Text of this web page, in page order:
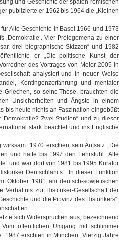
und Geschichte der späten römischen
publizierte er 1962 bis 1964 die „Kleinen
Alte Geschichte in Basel 1966 und 1973
‚Demokratie‘. Vier Prolegomena zu einer
drei biographische Skizzen“ und 1982
er „Die politische Kunst der
des Vortrages von Meier 2005 in
analysiert und in neuer Weise
Kontingenzerfahrung und mentaler
Griechen, so seine These, brauchten die
Unsicherheiten und Ängste in einem
bis heute nichts an Faszination eingebüßt
Demokratie? Zwei Studien“ und zu dieser
stark beachtet und ins Englische
1970 erschien sein Aufsatz „Die
und hatte bis 1997 den Lehrstuhl „Alte
und war dort von 1981 bis 1995 Kurator
Deutschlands“. In dieser Funktion
Oktober 1981 am deutsch-sowjetischen
Verhältnis zur Historiker-Gesellschaft der
und die Provinz des Historikers“.
sich Widersprüchen aus; bezeichnend
öffentlichen Umgang mit schlimmer
1987 erschien in München „Vierzig Jahre